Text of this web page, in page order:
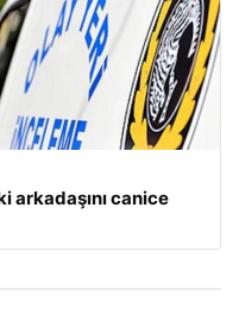
arkadaşını canice